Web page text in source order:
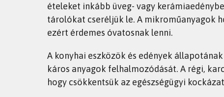
ételeket inkább üveg- vagy
tárolókat cseréljük le. A mikroműanyagok
ezért érdemes óvatosnak lenni.
A konyhai eszközök és edények
káros anyagok felhalmozódását. A régi,
hogy csökkentsük az egészségügyi